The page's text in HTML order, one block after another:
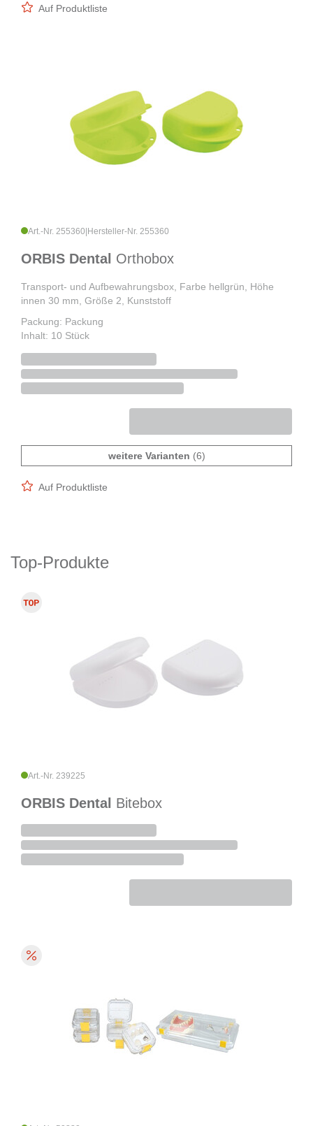
Auf Produktliste
Art.-Nr. 255360 Hersteller-Nr. 255360
ORBIS Dental Orthobox
Transport- und Aufbewahrungsbox, Farbe hellgrün, Höhe
innen 30 mm, Größe 2, Kunststoff
Packung: Packung
Inhalt: 10 Stück
weitere Varianten (6)
Auf Produktliste
Top-Produkte
Art.-Nr. 239225
ORBIS Dental Bitebox